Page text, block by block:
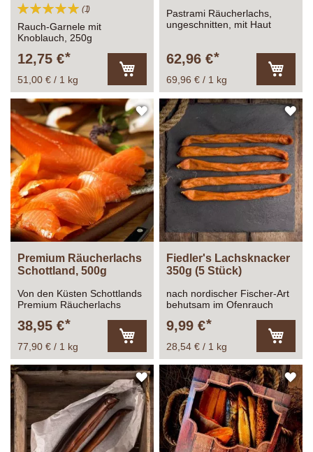
Bewertung:
1
Rauch-Garnele mit
Knoblauch, 250g
12,75 €
51,00 € / 1 kg
den
Warenkorb
Pastrami Räucherlachs,
ungeschnitten, mit Haut
62,96 €
69,96 € / 1 kg
den
ZUR
WUNSCHLISTE
HINZUFÜGEN
Premium Räucherlachs
Schottland, 500g
Von den Küsten Schottlands
Premium Räucherlachs
38,95 €
77,90 € / 1 kg
den
Warenkorb
Fiedler's Lachsknacker
350g (5 Stück)
nach nordischer Fischer-Art
behutsam im Ofenrauch
9,99 €
28,54 € / 1 kg
den
ZUR
WUNSCHLISTE
HINZUFÜGEN